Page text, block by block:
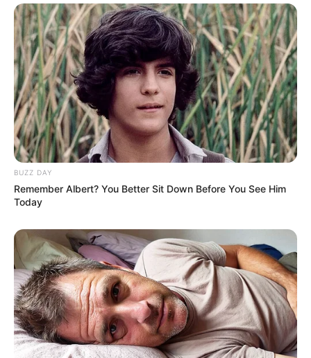
BUZZ DAY
Remember Albert? You Better Sit Down Before You See Him
Today